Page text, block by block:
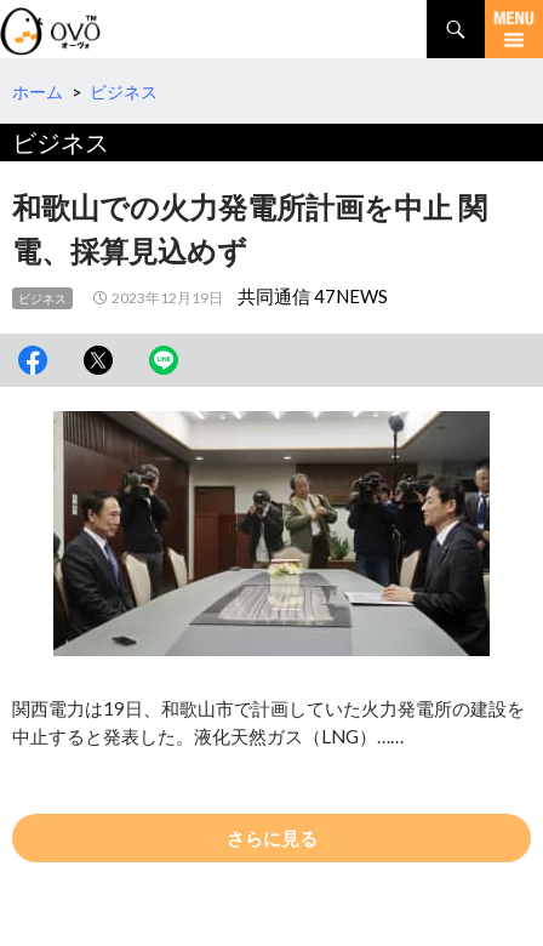
検
索
コ
テ
へ
移
動
ホーム > ビジネス
ビジネス
和歌山での火力発電所計画を中止 関
電、採算見込めず
ビジネス 2023年12月19日 共同通信 47NEWS
関西電力は19日、和歌山市で計画していた火力発電所の建設を
中止すると発表した。液化天然ガス（LNG）……
さらに見る